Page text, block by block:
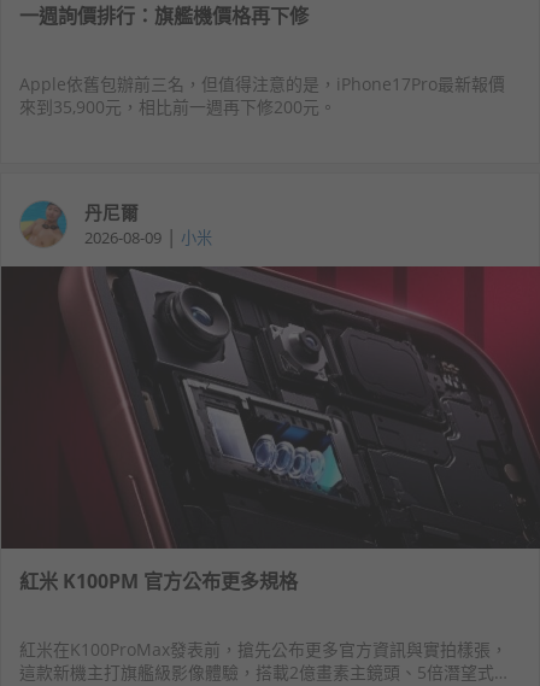
一週詢價排行：旗艦機價格再下修
Apple依舊包辦前三名，但值得注意的是，iPhone17Pro最新報價
來到35,900元，相比前一週再下修200元。
丹尼爾
2026-08-09 | 小米
紅米 K100PM 官方公布更多規格
紅米在K100ProMax發表前，搶先公布更多官方資訊與實拍樣張，
這款新機主打旗艦級影像體驗，搭載2億畫素主鏡頭、5倍潛望式長